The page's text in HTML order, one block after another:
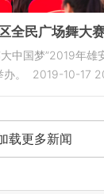
全民广场舞大
中国梦”2019年雄
。
2019-10-17
载更多新闻